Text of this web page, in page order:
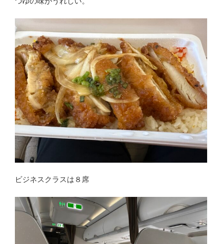
ビジネスクラスは８席